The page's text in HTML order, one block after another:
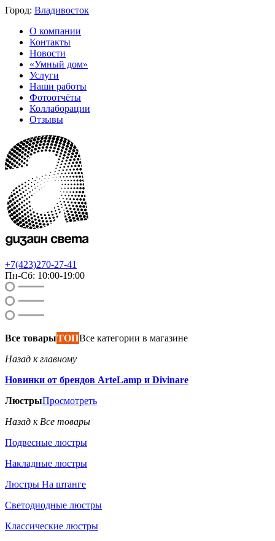
Город: Владивосток
О компании
Контакты
Новости
«Умный дом»
Услуги
Наши работы
Фотоотчёты
Коллаборации
Отзывы
+7(423)270-27-41
Пн-Сб: 10:00-19:00
Все товарыТОПВсе категории в магазине
Назад к главному
Новинки от брендов ArteLamp и Divinare
ЛюстрыПросмотреть
Назад к Все товары
Подвесные люстры
Накладные люстры
Люстры На штанге
Светодиодные люстры
Классические люстры